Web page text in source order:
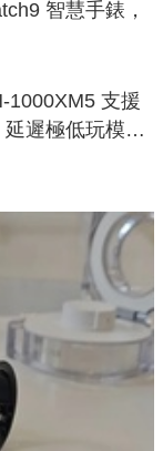
智慧手錶，
1000XM5 支援
遲極低玩模擬